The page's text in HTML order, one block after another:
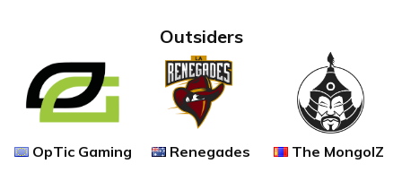
Outsiders
OpTic Gaming Renegades The MongolZ